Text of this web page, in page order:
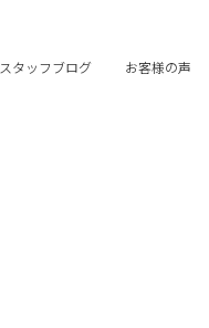
スタッフブログ お客様の声